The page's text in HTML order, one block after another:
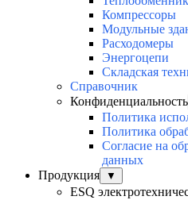
Компрессоры
Модульные
Расходомеры
Энергоцепи
Складская
Справочник
Конфиденциальность
Политика
Политика
Согласие на
данных
Продукция
▼
ESQ